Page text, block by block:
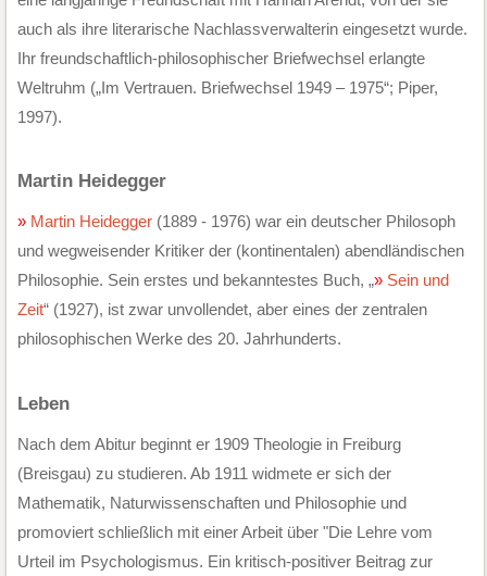
auch als ihre literarische Nachlassverwalterin eingesetzt wurde.
Ihr freundschaftlich-philosophischer Briefwechsel erlangte
Weltruhm („Im Vertrauen. Briefwechsel 1949 – 1975“; Piper,
1997).
Martin Heidegger
Martin Heidegger(1889 - 1976) war ein deutscher Philosoph
und wegweisender Kritiker der (kontinentalen) abendländischen
Philosophie. Sein erstes und bekanntestes Buch, „
Sein und
Zeit“ (1927), ist zwar unvollendet, aber eines der zentralen
philosophischen Werke des 20. Jahrhunderts.
Leben
Nach dem Abitur beginnt er 1909 Theologie in Freiburg
(Breisgau) zu studieren. Ab 1911 widmete er sich der
Mathematik, Naturwissenschaften und Philosophie und
promoviert schließlich mit einer Arbeit über "Die Lehre vom
Urteil im Psychologismus. Ein kritisch-positiver Beitrag zur